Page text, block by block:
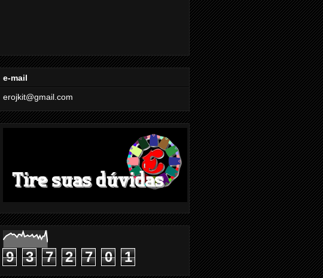
e-mail
erojkit@gmail.com
9 3 7 2 7 0 1